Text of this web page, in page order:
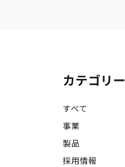
カテゴリー
すべて
事業
製品
採用情報